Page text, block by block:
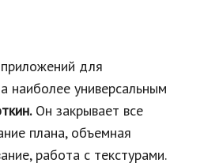
для
наиболее универсальным
Он закрывает все
плана, объемная
работа с текстурами.